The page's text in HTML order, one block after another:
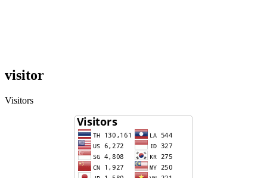
visitor
Visitors